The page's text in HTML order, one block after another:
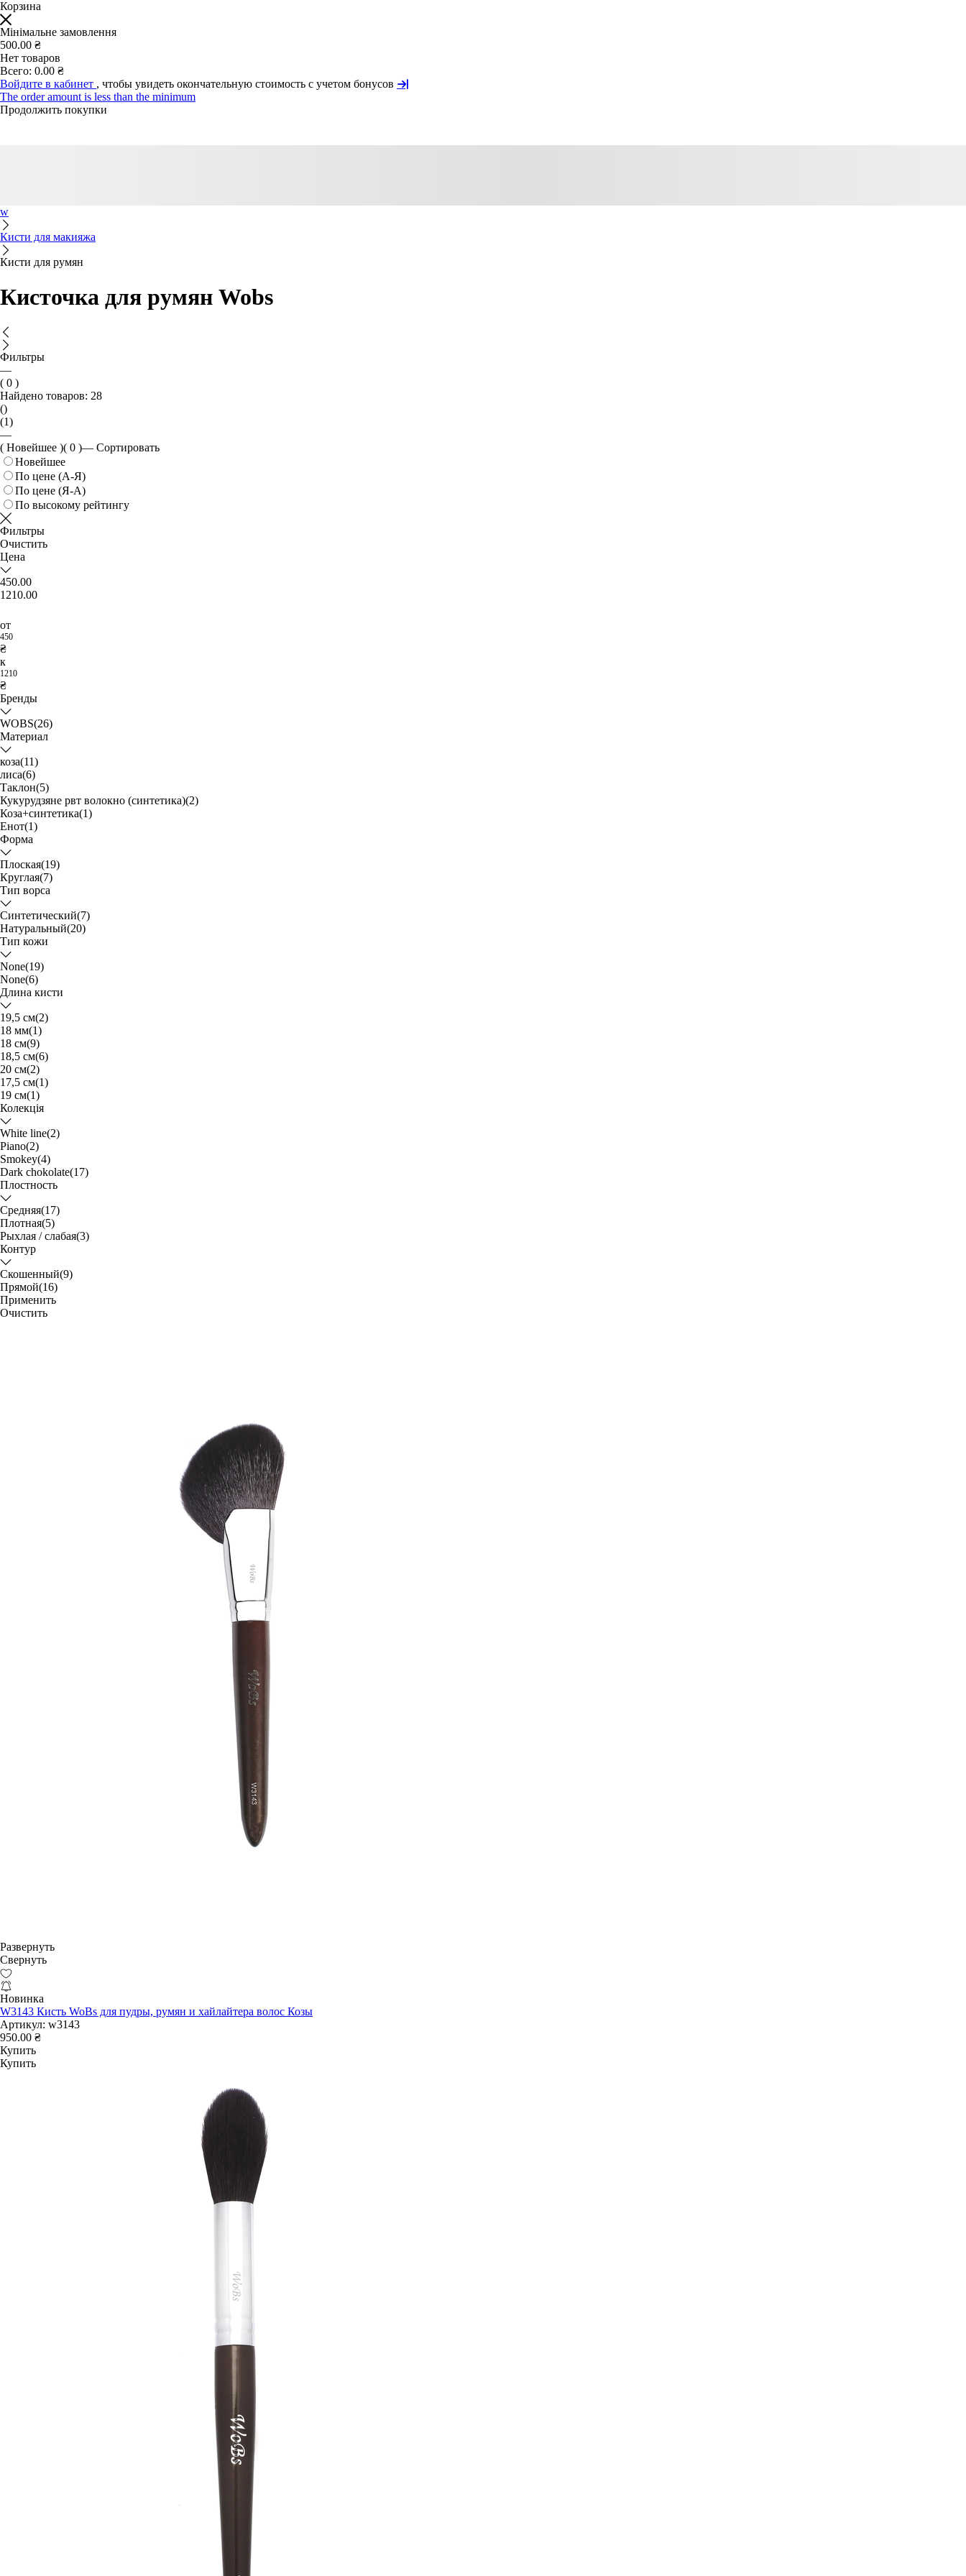
Корзина
Мінімальне замовлення
500.00 ₴
Нет товаров
Всего: 0.00 ₴
Войдите в кабинет , чтобы увидеть окончательную стоимость с учетом бонусов
The order amount is less than the minimum
Продолжить покупки
w
Кисти для макияжа
Кисти для румян
Кисточка для румян Wobs
Фильтры
—
( 0 )
Найдено товаров: 28
()
(1)
—
( Новейшее )( 0 )— Сортировать
Новейшее
По цене (А-Я)
По цене (Я-А)
По высокому рейтингу
Фильтры
Очистить
Цена
450.00
1210.00
от
450
₴
к
1210
₴
Бренды
WOBS(26)
Материал
коза(11)
лиса(6)
Таклон(5)
Кукурудзяне рвт волокно (синтетика)(2)
Коза+синтетика(1)
Енот(1)
Форма
Плоская(19)
Круглая(7)
Тип ворса
Синтетический(7)
Натуральный(20)
Тип кожи
None(19)
None(6)
Длина кисти
19,5 см(2)
18 мм(1)
18 см(9)
18,5 см(6)
20 см(2)
17,5 см(1)
19 см(1)
Колекція
White line(2)
Piano(2)
Smokey(4)
Dark chokolate(17)
Плостность
Средняя(17)
Плотная(5)
Рыхлая / слабая(3)
Контур
Скошенный(9)
Прямой(16)
Применить
Очистить
Развернуть
Свернуть
Новинка
W3143 Кисть WoBs для пудры, румян и хайлайтера волос Козы
Артикул: w3143
950.00 ₴
Купить
Купить